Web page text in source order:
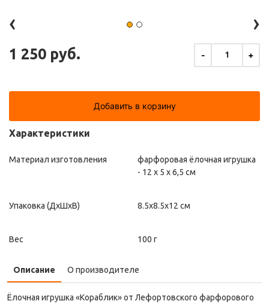
‹ ›
1 250 руб. - 1 +
Добавить в корзину
Характеристики
Материал изготовления
фарфоровая ёлочная игрушка
- 12 х 5 х 6,5 см
Упаковка (ДxШxВ) 8.5x8.5x12 см
Вес 100 г
Описание О производителе
Ёлочная игрушка «Кораблик» от Лефортовского фарфорового